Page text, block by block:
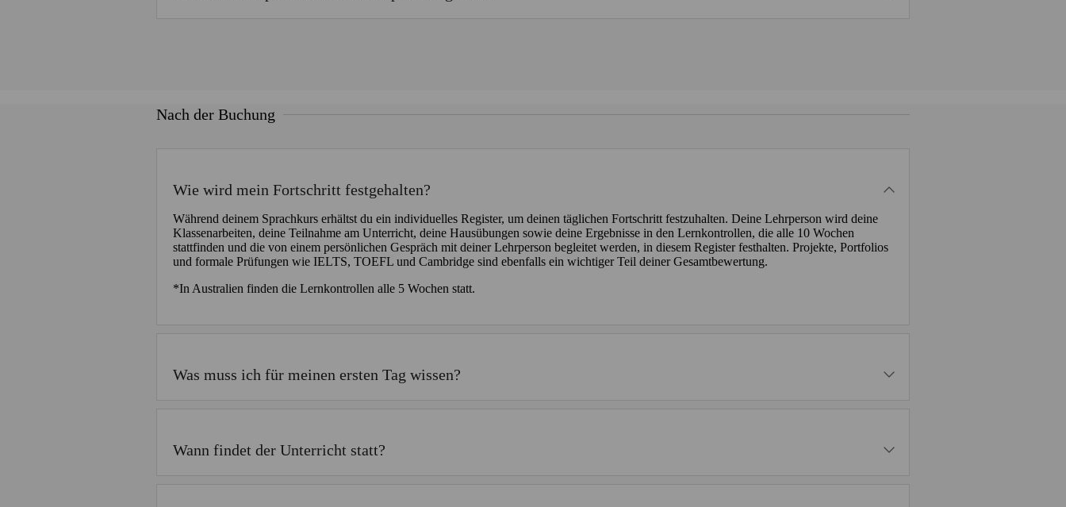
Nach der Buchung
Wie wird mein Fortschritt festgehalten?
Während deinem Sprachkurs erhältst du ein individuelles Register, um deinen täglichen Fortschritt festzuhalten. Deine Lehrperson wird deine
Klassenarbeiten, deine Teilnahme am Unterricht, deine Hausübungen sowie deine Ergebnisse in den Lernkontrollen, die alle 10 Wochen
stattfinden und die von einem persönlichen Gespräch mit deiner Lehrperson begleitet werden, in diesem Register festhalten. Projekte, Portfolios
und formale Prüfungen wie IELTS, TOEFL und Cambridge sind ebenfalls ein wichtiger Teil deiner Gesamtbewertung.
*In Australien finden die Lernkontrollen alle 5 Wochen statt.
Was muss ich für meinen ersten Tag wissen?
Wann findet der Unterricht statt?